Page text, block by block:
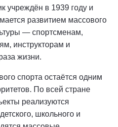
учреждён в 1939 году и
развитием массового
— спортсменам,
инструкторам и
жизни.
спорта остаётся одним
По всей стране
реализуются
школьного и